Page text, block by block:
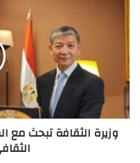
السفير
الصيني
سبل
تعزيز
التعاون
الثقافي
وزيرة الثقافة تبحث مع